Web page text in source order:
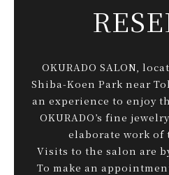
OKURADO SALON,
Shiba-Koen Park near
an experience to enjoy
OKURADO’s fine
elaborate work of
Visits to the salon are
To make an